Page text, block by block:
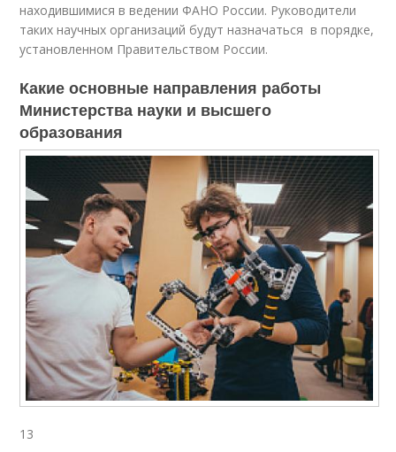
находившимися в ведении ФАНО России. Руководители
таких научных организаций будут назначаться в порядке,
установленном Правительством России.
Какие основные направления работы
Министерства науки и высшего
образования
13